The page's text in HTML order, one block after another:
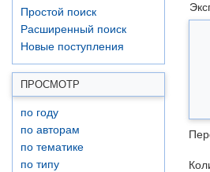
Простой поиск
Расширенный поиск
Новые поступления
ПРОСМОТР
по году
по авторам
по тематике
по типу